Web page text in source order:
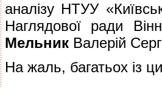
аналізу НТУУ
Наглядової ради
Мельник Валерій
На жаль, багатьох із